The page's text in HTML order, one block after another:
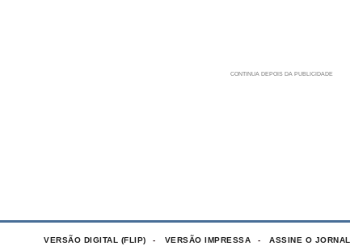
VERSÃO DIGITAL (FLIP) VERSÃO IMPRESSA ASSINE O JORNAL